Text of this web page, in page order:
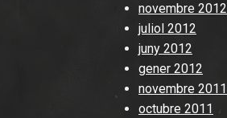
novembre 2012
juliol 2012
juny 2012
gener 2012
novembre 2011
octubre 2011